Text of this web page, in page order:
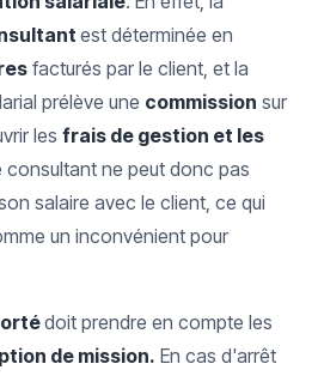
est déterminée en
facturés par le client, et la
prélève une commission sur
les frais de gestion et les
consultant ne peut donc pas
salaire avec le client, ce qui
un inconvénient pour
doit prendre en compte les
de mission. En cas d'arrêt